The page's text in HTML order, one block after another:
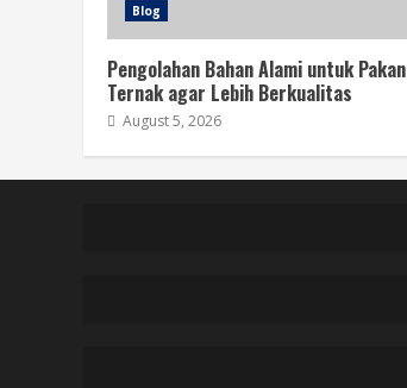
Blog
Pengolahan Bahan Alami untuk Pakan
Ternak agar Lebih Berkualitas
August 5, 2026